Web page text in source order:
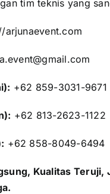
tim teknis yang
arjunaevent.com
+62 859-3031-9671
+62 813-2623-1122
+62 858-8049-6494
Kualitas Teruji,